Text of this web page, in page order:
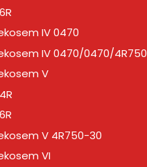
6R
IV 0470
IV 0470/0470/4R750
V
4R
6R
V 4R750-30
VI